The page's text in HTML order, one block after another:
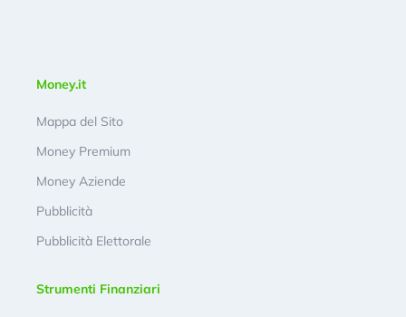
Money.it
Mappa del Sito
Money Premium
Money Aziende
Pubblicità
Pubblicità Elettorale
Strumenti Finanziari